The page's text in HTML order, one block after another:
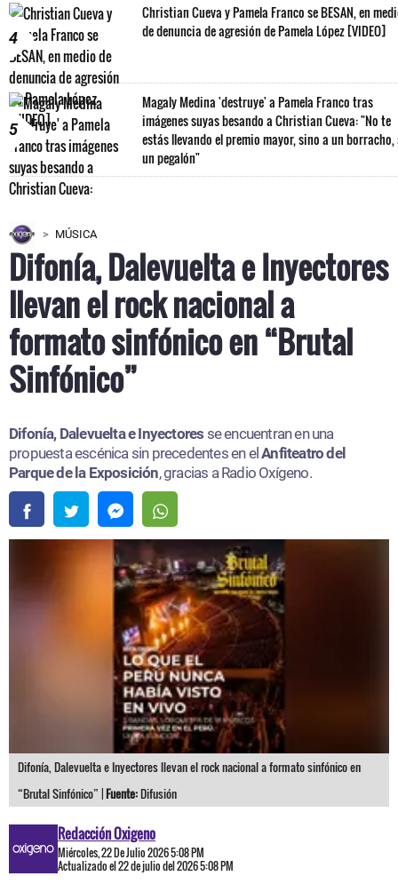
4
Christian Cueva y Pamela Franco se BESAN, en
de denuncia de agresión de Pamela López [VIDEO]
5
Magaly Medina 'destruye' a Pamela Franco tras
imágenes suyas besando a Christian Cueva: "No te
estás llevando el premio mayor, sino a un borracho,
un pegalón"
MÚSICA
Difonía, Dalevuelta e Inyectores
llevan el rock nacional a
formato sinfónico en “Brutal
Sinfónico”
Difonía, Dalevuelta e Inyectores se encuentran en una
propuesta escénica sin precedentes en elAnfiteatro del
Parque de la Exposición, gracias a Radio Oxígeno.
Difonía, Dalevuelta e Inyectores llevan el rock nacional a formato sinfónico en
“Brutal Sinfónico” |Fuente:Difusión
Redacción Oxigeno
Miércoles, 22 De Julio 2026 5:08 PM
Actualizado el 22 de julio del 2026 5:08 PM